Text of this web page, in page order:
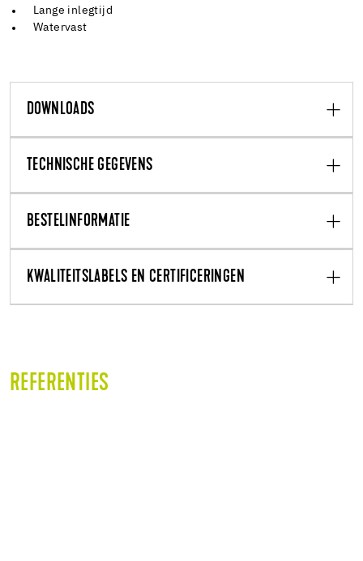
Lange inlegtijd
Watervast
DOWNLOADS
TECHNISCHE GEGEVENS
BESTELINFORMATIE
KWALITEITSLABELS EN CERTIFICERINGEN
REFERENTIES